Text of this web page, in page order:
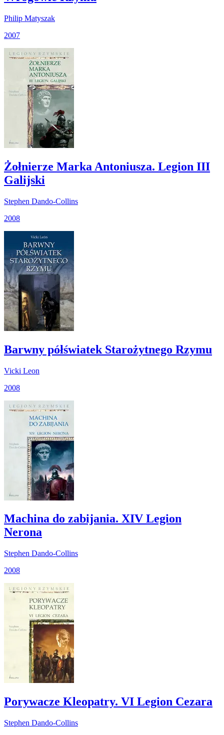
Philip Matyszak
2007
Żołnierze Marka Antoniusza. Legion III
Galijski
Stephen Dando-Collins
2008
Barwny półświatek Starożytnego Rzymu
Vicki Leon
2008
Machina do zabijania. XIV Legion
Nerona
Stephen Dando-Collins
2008
Porywacze Kleopatry. VI Legion Cezara
Stephen Dando-Collins